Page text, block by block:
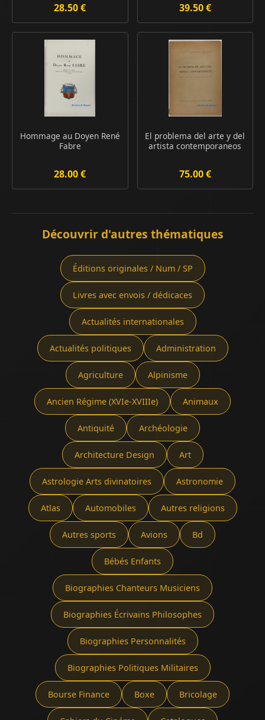
28.50 € 39.50 €
Hommage au Doyen René
Fabre
28.00 €
El problema del arte y del
artista contemporaneos
75.00 €
Découvrir d'autres thématiques
Éditions originales / Num / SP
Livres avec envois / dédicaces
Actualités internationales
Actualités politiques Administration
Agriculture Alpinisme
Ancien Régime (XVIe-XVIIIe) Animaux
Antiquité Archéologie
Architecture Design Art
Astrologie Arts divinatoires Astronomie
Atlas Automobiles Autres religions
Autres sports Avions Bd
Bébés Enfants
Biographies Chanteurs Musiciens
Biographies Écrivains Philosophes
Biographies Personnalités
Biographies Politiques Militaires
Bourse Finance Boxe Bricolage